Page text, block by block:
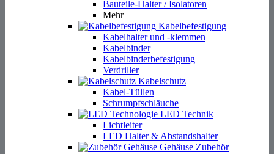
Bauteile-Halter / Isolatoren
Mehr
Kabelbefestigung
Kabelhalter und -klemmen
Kabelbinder
Kabelbinderbefestigung
Verdriller
Kabelschutz
Kabel-Tüllen
Schrumpfschläuche
LED Technik
Lichtleiter
LED Halter & Abstandshalter
Gehäuse Zubehör